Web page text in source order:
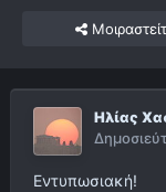
Ηλίας
Εντυπωσιακή!